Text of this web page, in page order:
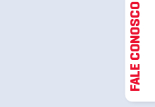
FALE CONOSCO